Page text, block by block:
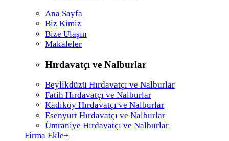
Ana Sayfa
Biz Kimiz
Bize Ulaşın
Makaleler
Hırdavatçı ve Nalburlar
Beylikdüzü Hırdavatçı ve Nalburlar
Fatih Hırdavatçı ve Nalburlar
Kadıköy Hırdavatçı ve Nalburlar
Esenyurt Hırdavatçı ve Nalburlar
Ümraniye Hırdavatçı ve Nalburlar
Firma Ekle+